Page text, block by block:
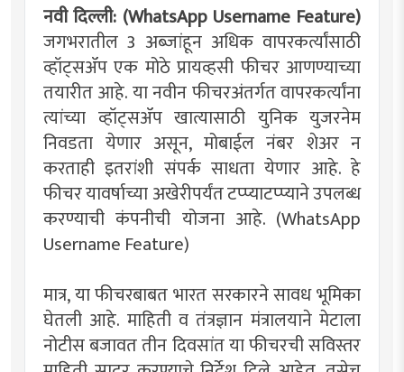
नवी दिल्ली: (WhatsApp Username Feature)
जगभरातील 3 अब्जांहून अधिक वापरकर्त्यांसाठी
व्हॉट्सॲप एक मोठे प्रायव्हसी फीचर आणण्याच्या
तयारीत आहे. या नवीन फीचरअंतर्गत वापरकर्त्यांना
त्यांच्या व्हॉट्सॲप खात्यासाठी युनिक युजरनेम
निवडता येणार असून, मोबाईल नंबर शेअर न
करताही इतरांशी संपर्क साधता येणार आहे. हे
फीचर यावर्षाच्या अखेरीपर्यंत टप्प्याटप्प्याने उपलब्ध
करण्याची कंपनीची योजना आहे. (WhatsApp
Username Feature)
मात्र, या फीचरबाबत भारत सरकारने सावध भूमिका
घेतली आहे. माहिती व तंत्रज्ञान मंत्रालयाने मेटाला
नोटीस बजावत तीन दिवसांत या फीचरची सविस्तर